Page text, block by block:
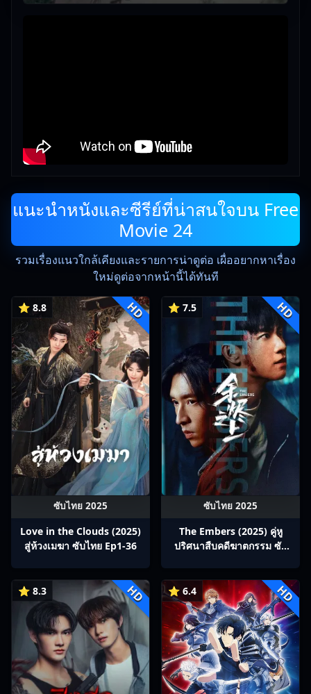
แนะนำหนังและซีรีย์ที่น่าสนใจบน Free
Movie 24
รวมเรื่องแนวใกล้เคียงและรายการน่าดูต่อ เผื่ออยากหาเรื่อง
ใหม่ดูต่อจากหน้านี้ได้ทันที
⭐ 8.8 HD
ซับไทย 2025
Love in the Clouds (2025)
สู่ห้วงเมฆา ซับไทย Ep1-36
⭐ 7.5 HD
ซับไทย 2025
The Embers (2025) คู่หู
ปริศนาสืบคดีฆาตกรรม ซับ
⭐ 8.3 HD ⭐ 6.4 HD